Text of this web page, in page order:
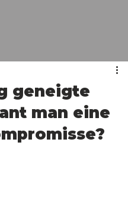
geneigte
man eine